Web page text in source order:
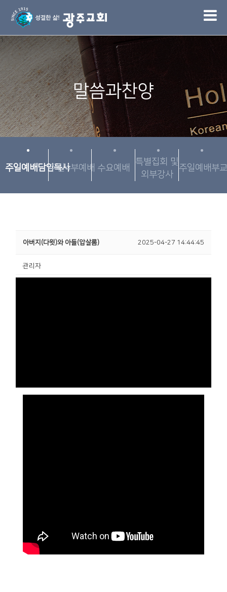
1
말씀과찬양
주일예배담임목사주일4부예배 수요예배
특별집회 및
외부강사
주일예배부
아버지(다윗)와 아들(압살롬) 2025-04-27 14:44:45
관리자